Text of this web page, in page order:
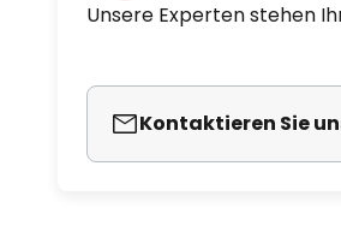
Unsere Experten stehen
Kontaktieren Sie